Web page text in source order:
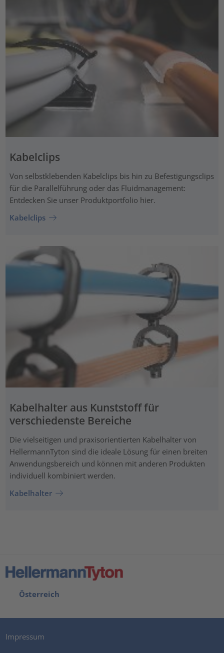
Kabelclips
Von selbstklebenden Kabelclips bis hin zu Befestigungsclips
für die Parallelführung oder das Fluidmanagement:
Entdecken Sie unser Produktportfolio hier.
Kabelclips
Kabelhalter aus Kunststoff für
verschiedenste Bereiche
Die vielseitigen und praxisorientierten Kabelhalter von
HellermannTyton sind die ideale Lösung für einen breiten
Anwendungsbereich und können mit anderen Produkten
individuell kombiniert werden.
Kabelhalter
Österreich
Impressum